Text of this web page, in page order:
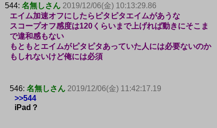
544: 名無しさん 2019/12/06(金) 10:13:29.86
エイム加速オフにしたらピタピタエイムがあうな
スコープオフ感度は120くらいまで上げれば動きにそこま
で違和感もない
もともとエイムがピタピタあっていた人には必要ないのか
もしれないけど俺には必須
546: 名無しさん 2019/12/06(金) 11:42:17.19
>>544
iPad？